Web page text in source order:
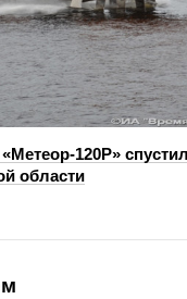
120Р»
области